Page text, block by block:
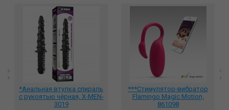
*Анальная втулка спираль
с рукоятью чёрная, X-MEN-
3019
***Стимулятор-вибратор
Flamingo Magic Motion,
861098